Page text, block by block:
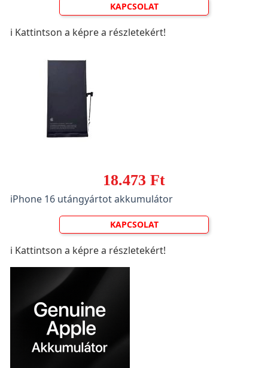
KAPCSOLAT
ℹ️ Kattintson a képre a részletekért!
18.473 Ft
iPhone 16 utángyártot akkumulátor
KAPCSOLAT
ℹ️ Kattintson a képre a részletekért!